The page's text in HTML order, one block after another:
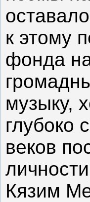
к этому
фонда
музыку,
глубоко
веков
Кязим